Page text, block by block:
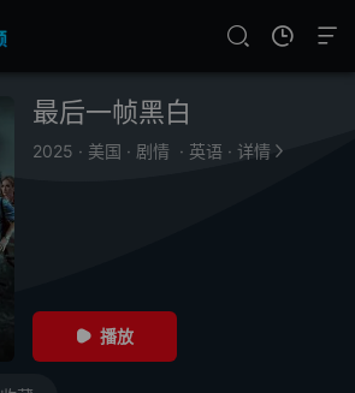
最后一帧黑白
2025 · 美国 · 剧情 · 英语 · 详情
播放